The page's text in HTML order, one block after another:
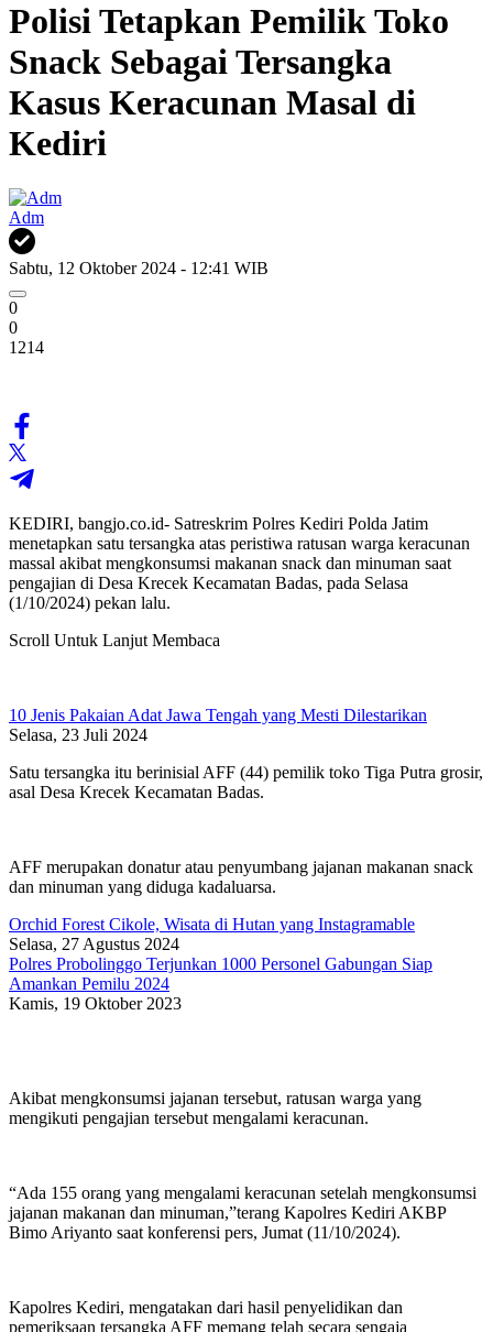
Polisi Tetapkan Pemilik Toko
Snack Sebagai Tersangka
Kasus Keracunan Masal di
Kediri
Adm
Sabtu, 12 Oktober 2024 - 12:41 WIB
0
0
1214
KEDIRI, bangjo.co.id- Satreskrim Polres Kediri Polda Jatim
menetapkan satu tersangka atas peristiwa ratusan warga keracunan
massal akibat mengkonsumsi makanan snack dan minuman saat
pengajian di Desa Krecek Kecamatan Badas, pada Selasa
(1/10/2024) pekan lalu.
Scroll Untuk Lanjut Membaca
10 Jenis Pakaian Adat Jawa Tengah yang Mesti Dilestarikan
Selasa, 23 Juli 2024
Satu tersangka itu berinisial AFF (44) pemilik toko Tiga Putra grosir,
asal Desa Krecek Kecamatan Badas.
AFF merupakan donatur atau penyumbang jajanan makanan snack
dan minuman yang diduga kadaluarsa.
Orchid Forest Cikole, Wisata di Hutan yang Instagramable
Selasa, 27 Agustus 2024
Polres Probolinggo Terjunkan 1000 Personel Gabungan Siap
Amankan Pemilu 2024
Kamis, 19 Oktober 2023
Akibat mengkonsumsi jajanan tersebut, ratusan warga yang
mengikuti pengajian tersebut mengalami keracunan.
“Ada 155 orang yang mengalami keracunan setelah mengkonsumsi
jajanan makanan dan minuman,”terang Kapolres Kediri AKBP
Bimo Ariyanto saat konferensi pers, Jumat (11/10/2024).
Kapolres Kediri, mengatakan dari hasil penyelidikan dan
pemeriksaan tersangka AFF memang telah secara sengaja